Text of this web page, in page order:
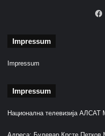
Impressum
Impressum
Impressum
Национална телевизија АЛСАТ